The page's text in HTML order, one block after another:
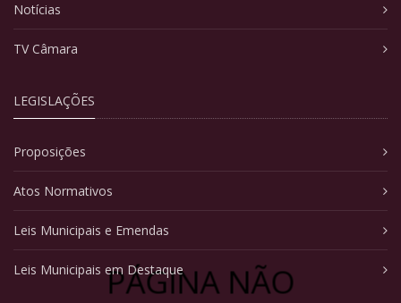
PÁGINA NÃO
Notícias
TV Câmara
LEGISLAÇÕES
Proposições
Atos Normativos
Leis Municipais e Emendas
Leis Municipais em Destaque